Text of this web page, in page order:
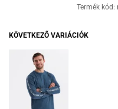
Termék kód:
KÖVETKEZŐ VARIÁCIÓK